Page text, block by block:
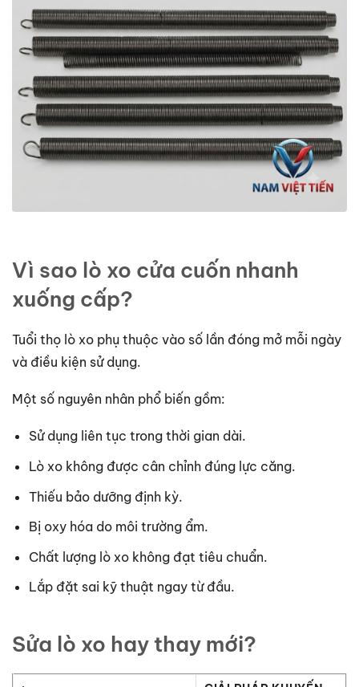
Vì sao lò xo cửa cuốn nhanh
xuống cấp?
Tuổi thọ lò xo phụ thuộc vào số lần đóng mở mỗi ngày
và điều kiện sử dụng.
Một số nguyên nhân phổ biến gồm:
Sử dụng liên tục trong thời gian dài.
Lò xo không được cân chỉnh đúng lực căng.
Thiếu bảo dưỡng định kỳ.
Bị oxy hóa do môi trường ẩm.
Chất lượng lò xo không đạt tiêu chuẩn.
Lắp đặt sai kỹ thuật ngay từ đầu.
Sửa lò xo hay thay mới?